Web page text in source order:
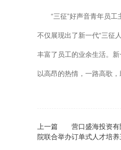
“三征”好声音青年员工
不仅展现出了新一代“三征
丰富了员工的业余生活。新
以高昂的热情，一路高歌，
上一篇
营口盛海投资
院联合举办订单式人才培